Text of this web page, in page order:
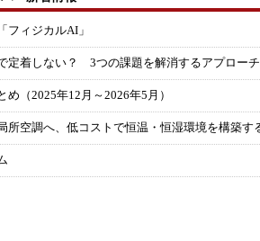
フィジカルAI」
定着しない？ 3つの課題を解消するアプロー
（2025年12月～2026年5月）
所空調へ、低コストで恒温・恒湿環境を構築す